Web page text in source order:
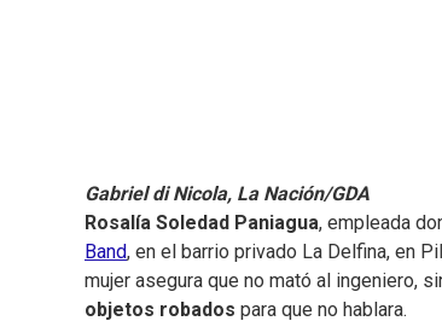
Gabriel di Nicola, La Nación/GDA
Rosalía Soledad Paniagua, empleada
Band, en el barrio privado La Delfina, en
mujer asegura que no mató al ingeniero,
objetos robados para que no hablara.